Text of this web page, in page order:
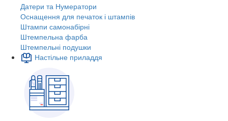
Датери та Нумератори
Оснащення для печаток і штампів
Штампи самонабірні
Штемпельна фарба
Штемпельні подушки
Настільне приладдя